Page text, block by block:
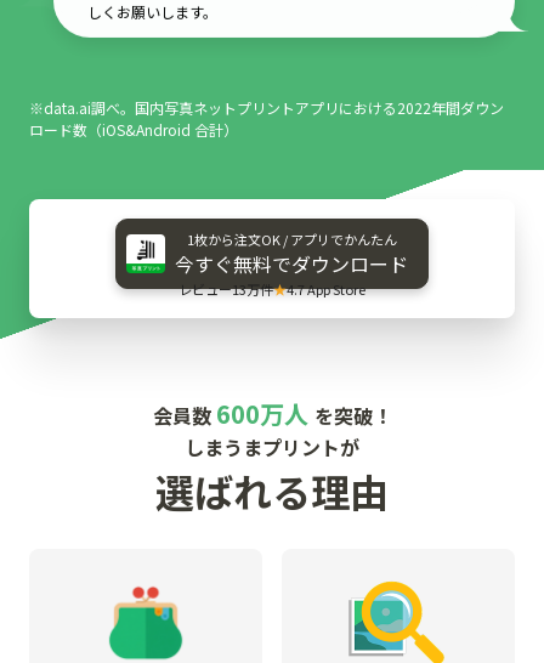
綺麗で早い郵送で嬉しい、何より格安です。
しくお願いします。
※data.ai調べ。国内写真ネットプリントアプリにおける2022年間ダウン
ロード数（iOS&Android 合計）
1枚から​注文OK / アプリで​かんたん
今すぐ​無料で​ダウンロード
レビュー13万件★4.7 App Store
会員数 600万人 を突破！
しまうまプリントが
選ばれる理由